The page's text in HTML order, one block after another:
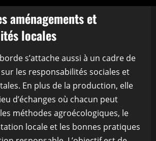
aménagements et
locales
s’attache aussi à un cadre de
les responsabilités sociales et
En plus de la production, elle
d’échanges où chacun peut
méthodes agroécologiques, le
locale et les bonnes pratiques